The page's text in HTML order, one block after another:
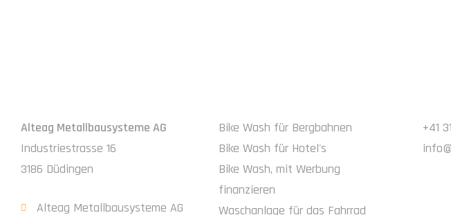
Alteag Metallbausysteme AG
Industriestrasse 16
3186 Düdingen
Alteag Metallbausysteme AG
Bike Wash für Bergbahnen
Bike Wash für Hotel's
Bike Wash, mit Werbung
finanzieren
Waschanlage für das Fahrrad
+41